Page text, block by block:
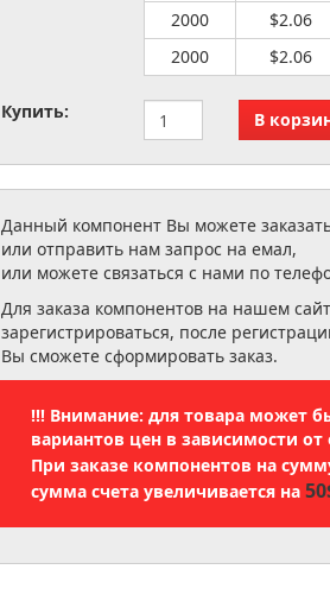
2000
$2.06
2000
$2.06
Купить:
Данный компонент Вы можете
или отправить нам запрос на емал,
или можете связаться с нами по
Для заказа компонентов на нашем
зарегистрироваться, после
Вы сможете сформировать заказ.
!!! Внимание: для товара может
вариантов цен в зависимости от
При заказе компонентов на
сумма счета увеличивается на